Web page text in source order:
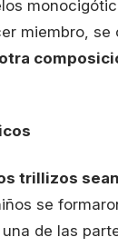
miembro,
trillizos
se
de las